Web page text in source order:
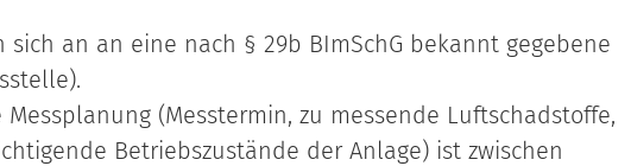
sich an an eine nach § 29b BImSchG bekannt gegebene
Messplanung (Messtermin, zu messende Luftschadstoffe,
Betriebszustände der Anlage) ist zwischen